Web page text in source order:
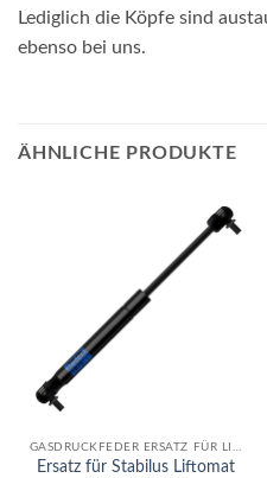
Lediglich die Köpfe sind
ebenso bei uns.
ÄHNLICHE PRODUKTE
GASDRUCKFEDER ERSATZ FÜR LIFTOMAT
Ersatz für Stabilus Liftomat